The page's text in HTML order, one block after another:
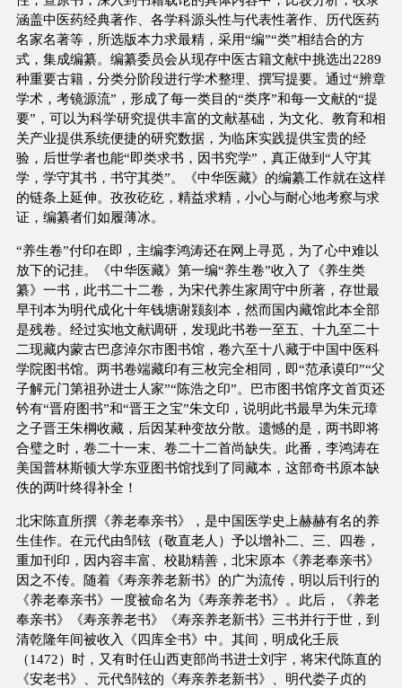
涵盖中医药经典著作、各学科源头性与代表性著作、历代医药
名家名著等，所选版本力求最精，采用“编”“类”相结合的方
式，集成编纂。编纂委员会从现存中医古籍文献中挑选出2289
种重要古籍，分类分阶段进行学术整理、撰写提要。通过“辨章
学术，考镜源流”，形成了每一类目的“类序”和每一文献的“提
要”，可以为科学研究提供丰富的文献基础，为文化、教育和相
关产业提供系统便捷的研究数据，为临床实践提供宝贵的经
验，后世学者也能“即类求书，因书究学”，真正做到“人守其
学，学守其书，书守其类”。《中华医藏》的编纂工作就在这样
的链条上延伸。孜孜矻矻，精益求精，小心与耐心地考察与求
证，编纂者们如履薄冰。
“养生卷”付印在即，主编李鸿涛还在网上寻觅，为了心中难以
放下的记挂。《中华医藏》第一编“养生卷”收入了《养生类
纂》一书，此书二十二卷，为宋代养生家周守中所著，存世最
早刊本为明代成化十年钱塘谢颎刻本，然而国内藏馆此本全部
是残卷。经过实地文献调研，发现此书卷一至五、十九至二十
二现藏内蒙古巴彦淖尔市图书馆，卷六至十八藏于中国中医科
学院图书馆。两书卷端藏印有三枚完全相同，即“范承谟印”“父
子解元门第祖孙进士人家”“陈浩之印”。巴市图书馆序文首页还
钤有“晋府图书”和“晋王之宝”朱文印，说明此书最早为朱元璋
之子晋王朱棡收藏，后因某种变故分散。遗憾的是，两书即将
合璧之时，卷二十一末、卷二十二首尚缺失。此番，李鸿涛在
美国普林斯顿大学东亚图书馆找到了同藏本，这部奇书原本缺
佚的两叶终得补全！
北宋陈直所撰《养老奉亲书》，是中国医学史上赫赫有名的养
生佳作。在元代由邹铉（敬直老人）予以增补二、三、四卷，
重加刊印，因内容丰富、校勘精善，北宋原本《养老奉亲书》
因之不传。随着《寿亲养老新书》的广为流传，明以后刊行的
《养老奉亲书》一度被命名为《寿亲养老书》。此后，《养老
奉亲书》《寿亲养老书》《寿亲养老新书》三书并行于世，到
清乾隆年间被收入《四库全书》中。其间，明成化壬辰
（1472）时，又有时任山西吏部尚书进士刘宇，将宋代陈直的
《安老书》、元代邹铉的《寿亲养老新书》、明代娄子贞的